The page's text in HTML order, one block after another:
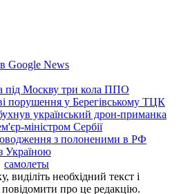
Google News
під Москву три кола ППО
порушення у Берегівському ТЦК
український дрон-приманка
міністром Сербії
з полоненими в РФ
Україною
самолеты
необхідний текст і
про це редакцію.